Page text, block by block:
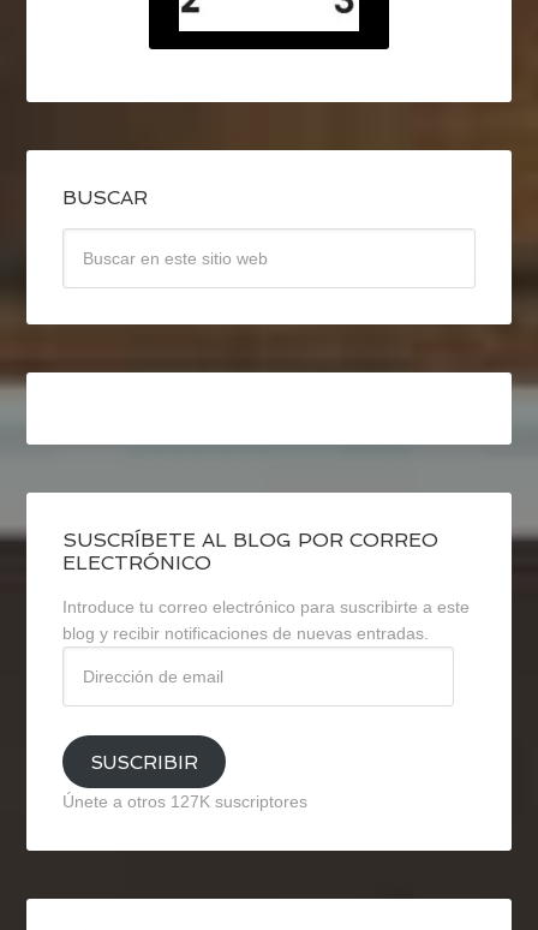
BUSCAR
SUSCRÍBETE AL BLOG POR CORREO
ELECTRÓNICO
Introduce tu correo electrónico para suscribirte a este
blog y recibir notificaciones de nuevas entradas.
email
SUSCRIBIR
Únete a otros 127K suscriptores